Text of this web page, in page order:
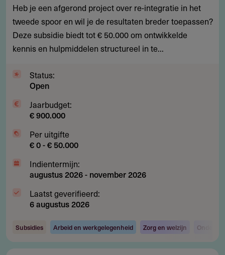
50.000
voor
toepassing
kennis
integratie
Heb je een afgerond project over re-integratie in het
tweede spoor en wil je de resultaten breder toepassen?
Deze subsidie biedt tot € 50.000 om ontwikkelde
kennis en hulpmiddelen structureel in te...
Status:
Open
Jaarbudget:
€ 900.000
Per uitgifte
€ 0 - € 50.000
Indientermijn:
augustus 2026- november 2026
Laatst geverifieerd:
6 augustus 2026
Subsidies Arbeid en werkgelegenheid Zorg en welzijn